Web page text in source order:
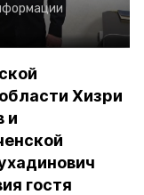
Хизри
и
гостя